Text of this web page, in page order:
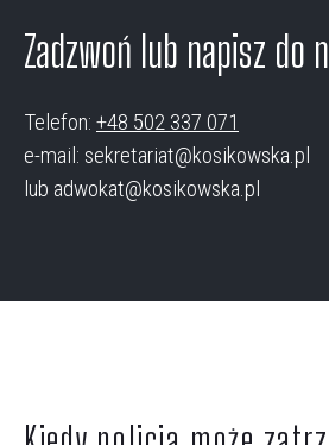
Zadzwoń lub napisz do
Telefon: +48 502 337 071
e-mail: sekretariat@kosikowska.pl
lub adwokat@kosikowska.pl